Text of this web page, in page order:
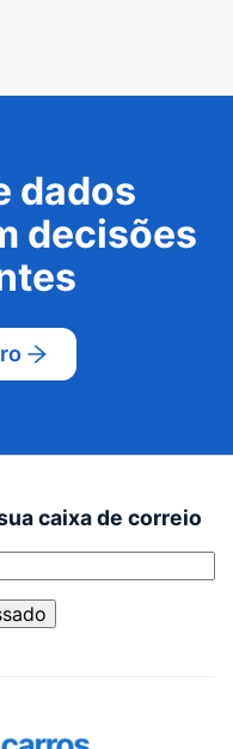
dados
decisões
caixa de correio